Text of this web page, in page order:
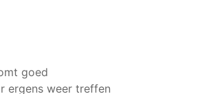
goed
ergens weer treffen